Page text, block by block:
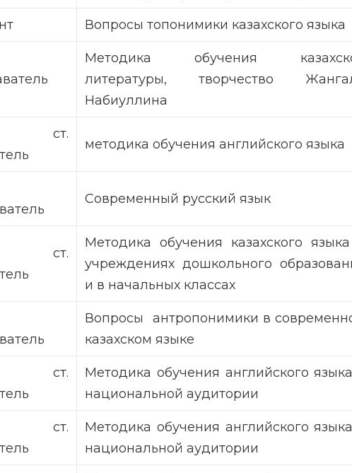
Вопросы топонимики казахского языка
Методика обучения
литературы, творчество
Набиуллина
ст.
методика обучения английского языка
Современный русский язык
ст.
Методика обучения казахского
учреждениях дошкольного
и в начальных классах
Вопросы антропонимики в
казахском языке
ст.
Методика обучения английского
национальной аудитории
ст.
Методика обучения английского
национальной аудитории